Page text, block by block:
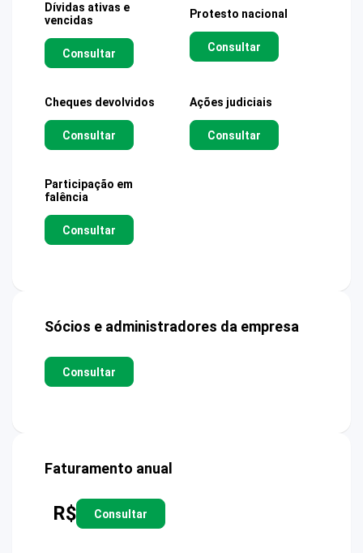
Dívidas ativas e
vencidas
Consultar
Protesto nacional
Consultar
Cheques devolvidos
Consultar
Ações judiciais
Consultar
Participação em
falência
Consultar
Sócios e administradores da empresa
Consultar
Faturamento anual
R$ Consultar